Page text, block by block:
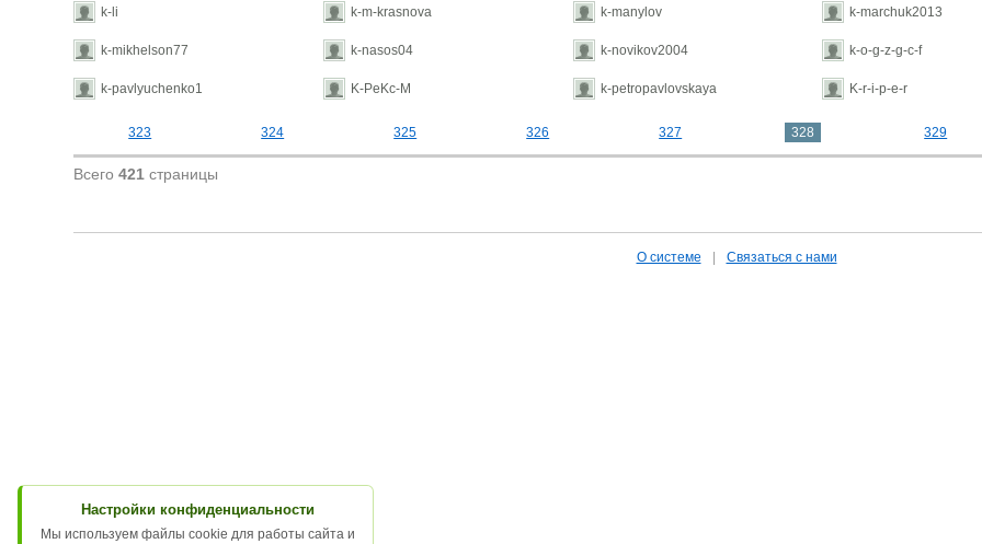
k-li k-m-krasnova k-manylov k-marchuk2013
k-mikhelson77 k-nasos04 k-novikov2004 k-o-g-z-g-c-f
k-pavlyuchenko1 K-PeKc-M k-petropavlovskaya K-r-i-p-e-r
323 324 325 326 327 328 329
Всего421 страницы
О системе Связаться с нами
Настройки конфиденциальности
Мы используем файлы cookie для работы сайта и